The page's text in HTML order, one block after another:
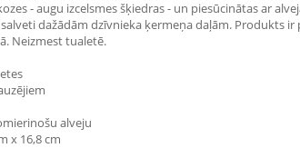
- augu izcelsmes šķiedras - un piesūcinātas ar
dažādām dzīvnieka ķermeņa daļām. Produkts
Neizmest tualetē.
alveju
x 16,8 cm